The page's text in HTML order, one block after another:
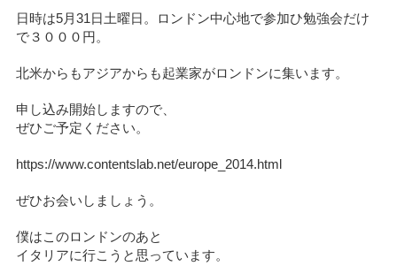
日時は5月31日土曜日。ロンドン中心地で参加ひ勉強会だけ
で３０００円。
北米からもアジアからも起業家がロンドンに集います。
申し込み開始しますので、
ぜひご予定ください。
https://www.contentslab.net/europe_2014.html
ぜひお会いしましょう。
僕はこのロンドンのあと
イタリアに行こうと思っています。